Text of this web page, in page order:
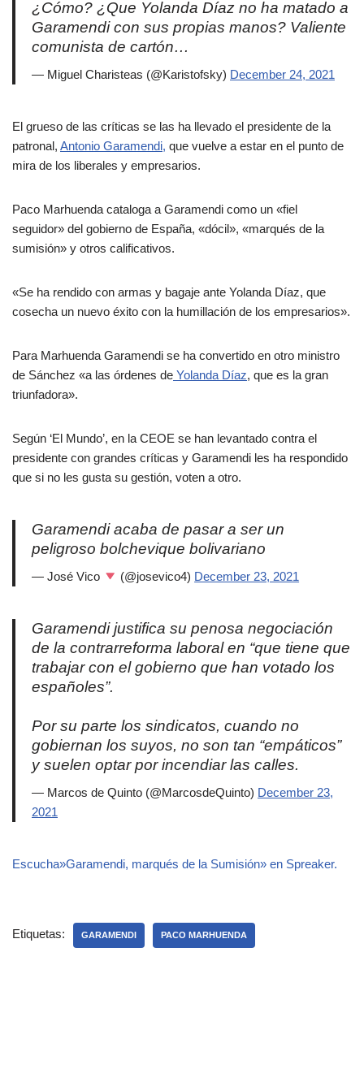
¿Cómo? ¿Que Yolanda Díaz no ha matado a
Garamendi con sus propias manos? Valiente
comunista de cartón…
— Miguel Charisteas (@Karistofsky) December 24, 2021
El grueso de las críticas se las ha llevado el presidente de la
patronal, Antonio Garamendi, que vuelve a estar en el punto de
mira de los liberales y empresarios.
Paco Marhuenda cataloga a Garamendi como un «fiel
seguidor» del gobierno de España, «dócil», «marqués de la
sumisión» y otros calificativos.
«Se ha rendido con armas y bagaje ante Yolanda Díaz, que
cosecha un nuevo éxito con la humillación de los empresarios».
Para Marhuenda Garamendi se ha convertido en otro ministro
de Sánchez «a las órdenes de Yolanda Díaz, que es la gran
triunfadora».
Según ‘El Mundo’, en la CEOE se han levantado contra el
presidente con grandes críticas y Garamendi les ha respondido
que si no les gusta su gestión, voten a otro.
Garamendi acaba de pasar a ser un
peligroso bolchevique bolivariano
— José Vico (@josevico4) December 23, 2021
Garamendi justifica su penosa negociación
de la contrarreforma laboral en “que tiene que
trabajar con el gobierno que han votado los
españoles”.
Por su parte los sindicatos, cuando no
gobiernan los suyos, no son tan “empáticos”
y suelen optar por incendiar las calles.
— Marcos de Quinto (@MarcosdeQuinto) December 23,
2021
Escucha»Garamendi, marqués de la Sumisión» en Spreaker.
Etiquetas: GARAMENDI PACO MARHUENDA